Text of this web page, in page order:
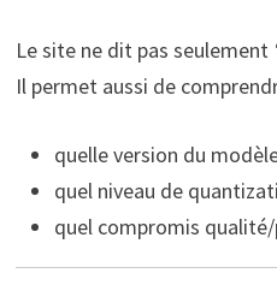
Le site ne dit pas seulement
Il permet aussi de
quelle version du
quel niveau de
quel compromis